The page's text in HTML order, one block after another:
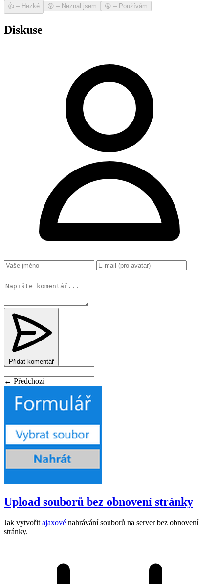
👍 – Hezké 😲 – Neznal jsem 😝 – Používám
Diskuse
Přidat komentář
← Předchozí
Upload souborů bez obnovení stránky
Jak vytvořit ajaxové nahrávání souborů na server bez obnovení
stránky.